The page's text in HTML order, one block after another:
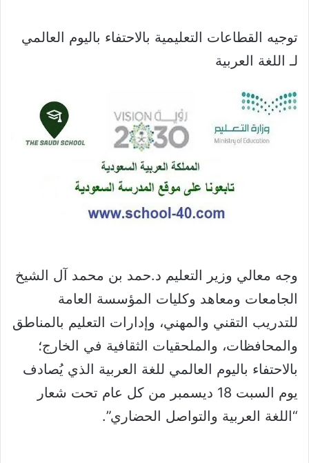
توجيه القطاعات التعليمية بالاحتفاء باليوم العالمي
لـ اللغة العربية
وجه معالي وزير التعليم د.حمد بن محمد آل الشيخ
الجامعات ومعاهد وكليات المؤسسة العامة
للتدريب التقني والمهني، وإدارات التعليم بالمناطق
والمحافظات، والملحقيات الثقافية في الخارج؛
بالاحتفاء باليوم العالمي للغة العربية الذي يُصادف
يوم السبت 18 ديسمبر من كل عام تحت شعار
“اللغة العربية والتواصل الحضاري”.